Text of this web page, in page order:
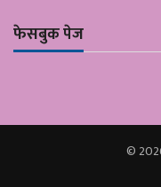
फेसबुक पेज
©